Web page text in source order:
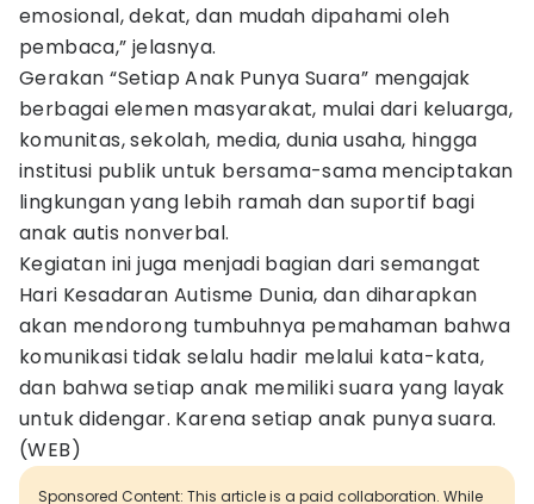
emosional, dekat, dan mudah dipahami oleh
pembaca,” jelasnya.
Gerakan “Setiap Anak Punya Suara” mengajak
berbagai elemen masyarakat, mulai dari keluarga,
komunitas, sekolah, media, dunia usaha, hingga
institusi publik untuk bersama-sama menciptakan
lingkungan yang lebih ramah dan suportif bagi
anak autis nonverbal.
Kegiatan ini juga menjadi bagian dari semangat
Hari Kesadaran Autisme Dunia, dan diharapkan
akan mendorong tumbuhnya pemahaman bahwa
komunikasi tidak selalu hadir melalui kata-kata,
dan bahwa setiap anak memiliki suara yang layak
untuk didengar. Karena setiap anak punya suara.
(WEB)
Sponsored Content: This article is a paid collaboration. While